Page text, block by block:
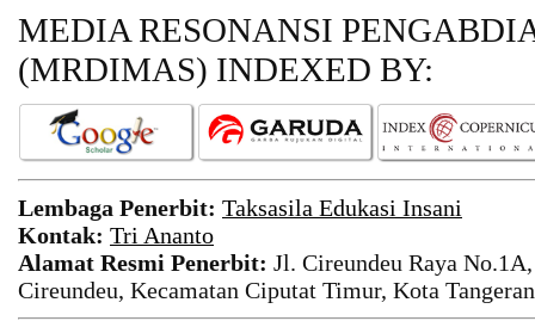
MEDIA RESONANSI
(MRDIMAS) INDEXED BY:
Lembaga Penerbit: Taksasila Edukasi Insani
Kontak: Tri Ananto
Alamat Resmi Penerbit: Jl. Cireundeu Raya
Cireundeu, Kecamatan Ciputat Timur, Kota